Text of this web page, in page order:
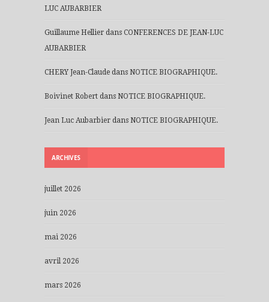
LUC AUBARBIER
Guillaume Hellier dans CONFERENCES DE JEAN-LUC
AUBARBIER
CHERY Jean-Claude dans NOTICE BIOGRAPHIQUE.
Boivinet Robert dans NOTICE BIOGRAPHIQUE.
Jean Luc Aubarbier dans NOTICE BIOGRAPHIQUE.
ARCHIVES
juillet 2026
juin 2026
mai 2026
avril 2026
mars 2026